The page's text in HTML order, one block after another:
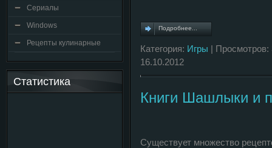
Сериалы
Windows
Рецепты кулинарные
Статистика
Подробнее...
Категория: Игры |
16.10.2012
Книги Шашлыки и
Существует множество